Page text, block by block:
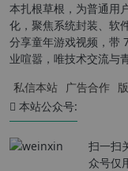
本扎根草根，为普通用
化，聚焦系统封装、软
分享童年游戏视频，带
业喧嚣，唯技术交流与
私信本站 广告合作
本站公众号:
扫一扫
众号仅